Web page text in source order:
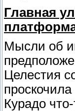
Главная
Мысли об
Целестия
Курадо